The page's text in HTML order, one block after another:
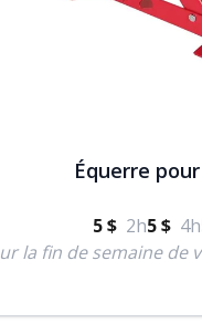
Équerre
5 $ 2h5 $ 4h
la fin de semaine de